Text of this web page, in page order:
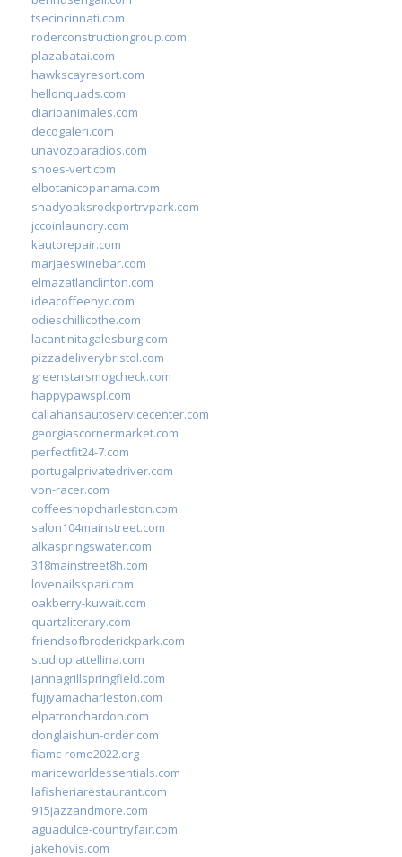
tsecincinnati.com
roderconstructiongroup.com
plazabatai.com
hawkscayresort.com
hellonquads.com
diarioanimales.com
decogaleri.com
unavozparadios.com
shoes-vert.com
elbotanicopanama.com
shadyoaksrockportrvpark.com
jccoinlaundry.com
kautorepair.com
marjaeswinebar.com
elmazatlanclinton.com
ideacoffeenyc.com
odieschillicothe.com
lacantinitagalesburg.com
pizzadeliverybristol.com
greenstarsmogcheck.com
happypawspl.com
callahansautoservicecenter.com
georgiascornermarket.com
perfectfit24-7.com
portugalprivatedriver.com
von-racer.com
coffeeshopcharleston.com
salon104mainstreet.com
alkaspringswater.com
318mainstreet8h.com
lovenailsspari.com
oakberry-kuwait.com
quartzliterary.com
friendsofbroderickpark.com
studiopiattellina.com
jannagrillspringfield.com
fujiyamacharleston.com
elpatronchardon.com
donglaishun-order.com
fiamc-rome2022.org
mariceworldessentials.com
lafisheriarestaurant.com
915jazzandmore.com
aguadulce-countryfair.com
jakehovis.com